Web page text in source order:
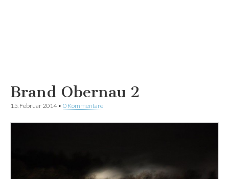
Brand Obernau 2
15. Februar 2014• 0 Kommentare